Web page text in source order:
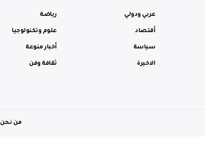
عربي ودولي
أقتصاد
سياسة
الاخيرة
رياضة
علوم وتكنولوجيا
أخبار منوعة
ثقافة وفن
من نحن